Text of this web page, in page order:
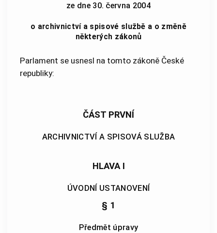
ze dne 30. června 2004
o archivnictví a spisové službě a o změně
některých zákonů
Parlament se usnesl na tomto zákoně České
republiky:
ČÁST PRVNÍ
ARCHIVNICTVÍ A SPISOVÁ SLUŽBA
HLAVA I
ÚVODNÍ USTANOVENÍ
§ 1
Předmět úpravy